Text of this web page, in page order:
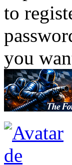
to
you